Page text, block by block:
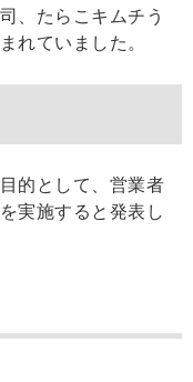
、たらこキムチう
れていました。
的として、営業者
実施すると発表し